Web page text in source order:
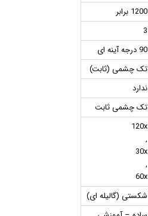
1200 برابر
3
90 درجه آینه ای
تک چشمی (ثابت)
ندارد
تک چشمی ثابت
120x
,
30x
,
60x
شکستی (گالیله ای)